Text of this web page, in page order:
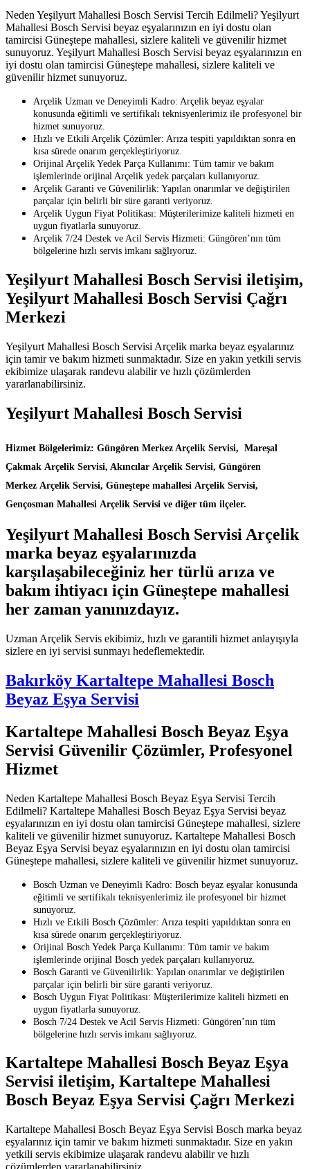
Neden Yeşilyurt Mahallesi Bosch Servisi Tercih Edilmeli? Yeşilyurt
Mahallesi Bosch Servisi beyaz eşyalarınızın en iyi dostu olan
tamircisi Güneştepe mahallesi, sizlere kaliteli ve güvenilir hizmet
sunuyoruz. Yeşilyurt Mahallesi Bosch Servisi beyaz eşyalarınızın en
iyi dostu olan tamircisi Güneştepe mahallesi, sizlere kaliteli ve
güvenilir hizmet sunuyoruz.
Arçelik Uzman ve Deneyimli Kadro: Arçelik beyaz eşyalar
konusunda eğitimli ve sertifikalı teknisyenlerimiz ile profesyonel bir
hizmet sunuyoruz.
Hızlı ve Etkili Arçelik Çözümler: Arıza tespiti yapıldıktan sonra en
kısa sürede onarım gerçekleştiriyoruz.
Orijinal Arçelik Yedek Parça Kullanımı: Tüm tamir ve bakım
işlemlerinde orijinal Arçelik yedek parçaları kullanıyoruz.
Arçelik Garanti ve Güvenilirlik: Yapılan onarımlar ve değiştirilen
parçalar için belirli bir süre garanti veriyoruz.
Arçelik Uygun Fiyat Politikası: Müşterilerimize kaliteli hizmeti en
uygun fiyatlarla sunuyoruz.
Arçelik 7/24 Destek ve Acil Servis Hizmeti: Güngören’nın tüm
bölgelerine hızlı servis imkanı sağlıyoruz.
Yeşilyurt Mahallesi Bosch Servisi iletişim,
Yeşilyurt Mahallesi Bosch Servisi Çağrı
Merkezi
Yeşilyurt Mahallesi Bosch Servisi Arçelik marka beyaz eşyalarınız
için tamir ve bakım hizmeti sunmaktadır. Size en yakın yetkili servis
ekibimize ulaşarak randevu alabilir ve hızlı çözümlerden
yararlanabilirsiniz.
Yeşilyurt Mahallesi Bosch Servisi
Hizmet Bölgelerimiz: Güngören Merkez Arçelik Servisi, Mareşal
Çakmak Arçelik Servisi, Akıncılar Arçelik Servisi, Güngören
Merkez Arçelik Servisi, Güneştepe mahallesi Arçelik Servisi,
Gençosman Mahallesi Arçelik Servisi ve diğer tüm ilçeler.
Yeşilyurt Mahallesi Bosch Servisi Arçelik
marka beyaz eşyalarınızda
karşılaşabileceğiniz her türlü arıza ve
bakım ihtiyacı için Güneştepe mahallesi
her zaman yanınızdayız.
Uzman Arçelik Servis ekibimiz, hızlı ve garantili hizmet anlayışıyla
sizlere en iyi servisi sunmayı hedeflemektedir.
Bakırköy Kartaltepe Mahallesi Bosch
Beyaz Eşya Servisi
Kartaltepe Mahallesi Bosch Beyaz Eşya
Servisi Güvenilir Çözümler, Profesyonel
Hizmet
Neden Kartaltepe Mahallesi Bosch Beyaz Eşya Servisi Tercih
Edilmeli? Kartaltepe Mahallesi Bosch Beyaz Eşya Servisi beyaz
eşyalarınızın en iyi dostu olan tamircisi Güneştepe mahallesi, sizlere
kaliteli ve güvenilir hizmet sunuyoruz. Kartaltepe Mahallesi Bosch
Beyaz Eşya Servisi beyaz eşyalarınızın en iyi dostu olan tamircisi
Güneştepe mahallesi, sizlere kaliteli ve güvenilir hizmet sunuyoruz.
Bosch Uzman ve Deneyimli Kadro: Bosch beyaz eşyalar konusunda
eğitimli ve sertifikalı teknisyenlerimiz ile profesyonel bir hizmet
sunuyoruz.
Hızlı ve Etkili Bosch Çözümler: Arıza tespiti yapıldıktan sonra en
kısa sürede onarım gerçekleştiriyoruz.
Orijinal Bosch Yedek Parça Kullanımı: Tüm tamir ve bakım
işlemlerinde orijinal Bosch yedek parçaları kullanıyoruz.
Bosch Garanti ve Güvenilirlik: Yapılan onarımlar ve değiştirilen
parçalar için belirli bir süre garanti veriyoruz.
Bosch Uygun Fiyat Politikası: Müşterilerimize kaliteli hizmeti en
uygun fiyatlarla sunuyoruz.
Bosch 7/24 Destek ve Acil Servis Hizmeti: Güngören’nın tüm
bölgelerine hızlı servis imkanı sağlıyoruz.
Kartaltepe Mahallesi Bosch Beyaz Eşya
Servisi iletişim, Kartaltepe Mahallesi
Bosch Beyaz Eşya Servisi Çağrı Merkezi
Kartaltepe Mahallesi Bosch Beyaz Eşya Servisi Bosch marka beyaz
eşyalarınız için tamir ve bakım hizmeti sunmaktadır. Size en yakın
yetkili servis ekibimize ulaşarak randevu alabilir ve hızlı